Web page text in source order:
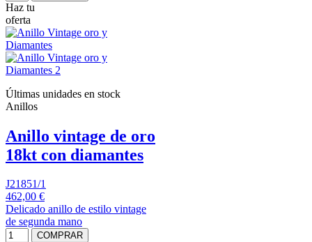
Haz tu
oferta
Últimas unidades en stock
Anillos
Anillo vintage de oro
18kt con diamantes
J21851/1
462,00 €
Delicado anillo de estilo vintage
de segunda mano
COMPRAR